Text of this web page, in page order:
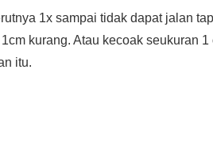
1x sampai tidak dapat jalan
kurang. Atau kecoak seukuran 1
itu.